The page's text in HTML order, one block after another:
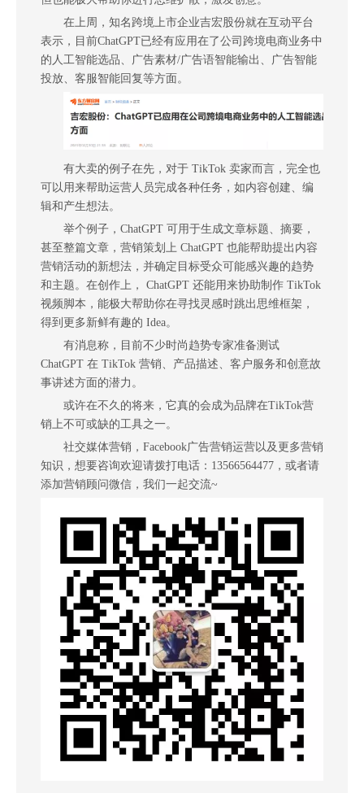
在上周，知名跨境上市企业吉宏股份就在互动平台
表示，目前ChatGPT已经有应用在了公司跨境电商业务中
的人工智能选品、广告素材/广告语智能输出、广告智能
投放、客服智能回复等方面。
有大卖的例子在先，对于 TikTok 卖家而言，完全也
可以用来帮助运营人员完成各种任务，如内容创建、编
辑和产生想法。
举个例子，ChatGPT 可用于生成文章标题、摘要，
甚至整篇文章，营销策划上 ChatGPT 也能帮助提出内容
营销活动的新想法，并确定目标受众可能感兴趣的趋势
和主题。在创作上， ChatGPT 还能用来协助制作 TikTok
视频脚本，能极大帮助你在寻找灵感时跳出思维框架，
得到更多新鲜有趣的 Idea。
有消息称，目前不少时尚趋势专家准备测试
ChatGPT 在 TikTok 营销、产品描述、客户服务和创意故
事讲述方面的潜力。
或许在不久的将来，它真的会成为品牌在TikTok营
销上不可或缺的工具之一。
社交媒体营销，Facebook广告营销运营以及更多营销
知识，想要咨询欢迎请拨打电话：13566564477，或者请
添加营销顾问微信，我们一起交流~